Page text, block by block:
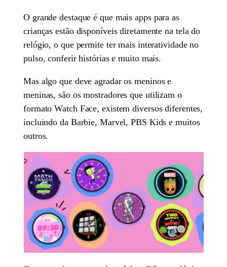
O grande destaque é que mais apps para as
crianças estão disponíveis diretamente na tela do
relógio, o que permite ter mais interatividade no
pulso, conferir histórias e muito mais.
Mas algo que deve agradar os meninos e
meninas, são os mostradores que utilizam o
formato Watch Face, existem diversos diferentes,
incluindo da Barbie, Marvel, PBS Kids e muitos
outros.